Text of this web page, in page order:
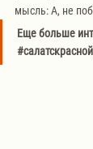
мысль: А, не
Еще больше